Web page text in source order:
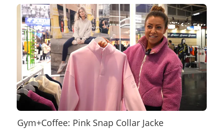
Gym+Coffee: Pink Snap Collar Jacke